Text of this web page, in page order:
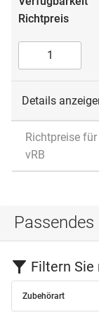
Details
Richtpreise für
vRB
Filtern Sie
Zubehörart